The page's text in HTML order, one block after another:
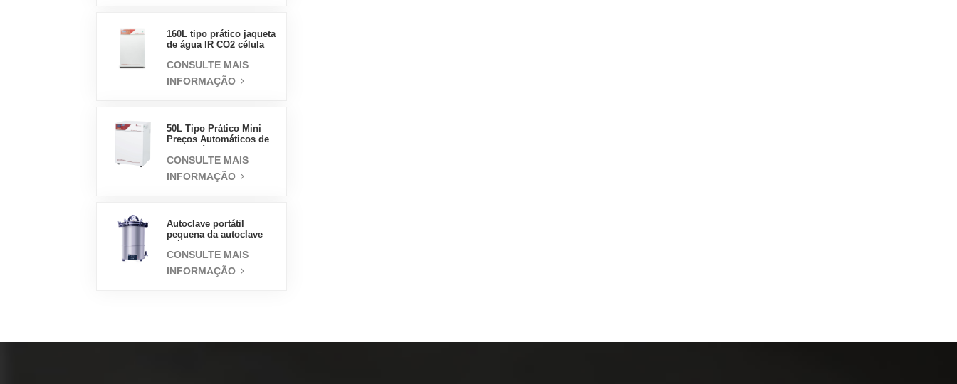
160L tipo prático jaqueta
de água IR CO2 célula
fábrica laboratório
incubadoras
CONSULTE MAIS
INFORMAÇÃO
50L Tipo Prático Mini
Preços Automáticos de
de Jaqueta de Água
CONSULTE MAIS
INFORMAÇÃO
Autoclave portátil
pequena da autoclave
do vapor 18L
CONSULTE MAIS
INFORMAÇÃO